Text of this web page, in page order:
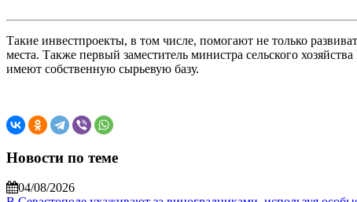
Такие инвестпроекты, в том числе, помогают не только
места. Также первый заместитель министра сельского
имеют собственную сырьевую базу.
Новости по теме
04/08/2026